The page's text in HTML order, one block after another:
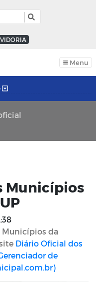
Menu
Municípios
Municípios da
Diário Oficial dos
de